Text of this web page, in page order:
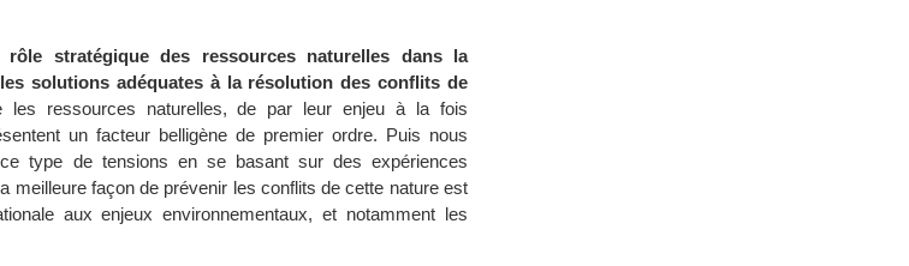
rôle stratégique des ressources naturelles dans la
solutions adéquates à la résolution des conflits de
les ressources naturelles, de par leur enjeu à la fois
un facteur belligène de premier ordre. Puis nous
type de tensions en se basant sur des expériences
meilleure façon de prévenir les conflits de cette nature est
aux enjeux environnementaux, et notamment les